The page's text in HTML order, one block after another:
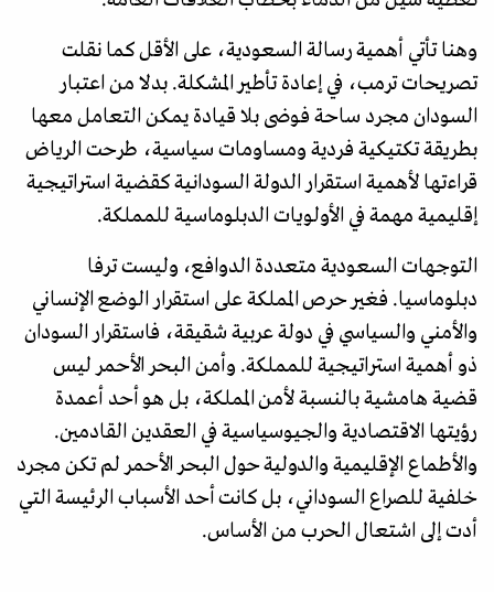
وهنا تأتي أهمية رسالة السعودية، على الأقل كما نقلت
تصريحات ترمب، في إعادة تأطير المشكلة. بدلا من اعتبار
السودان مجرد ساحة فوضى بلا قيادة يمكن التعامل معها
بطريقة تكتيكية فردية ومساومات سياسية، طرحت الرياض
قراءتها لأهمية استقرار الدولة السودانية كقضية استراتيجية
إقليمية مهمة في الأولويات الدبلوماسية للمملكة.
التوجهات السعودية متعددة الدوافع، وليست ترفا
دبلوماسيا. فغير حرص المملكة على استقرار الوضع الإنساني
والأمني والسياسي في دولة عربية شقيقة، فاستقرار السودان
ذو أهمية استراتيجية للمملكة. وأمن البحر الأحمر ليس
قضية هامشية بالنسبة لأمن المملكة، بل هو أحد أعمدة
رؤيتها الاقتصادية والجيوسياسية في العقدين القادمين.
والأطماع الإقليمية والدولية حول البحر الأحمر لم تكن مجرد
خلفية للصراع السوداني، بل كانت أحد الأسباب الرئيسة التي
أدت إلى اشتعال الحرب من الأساس.